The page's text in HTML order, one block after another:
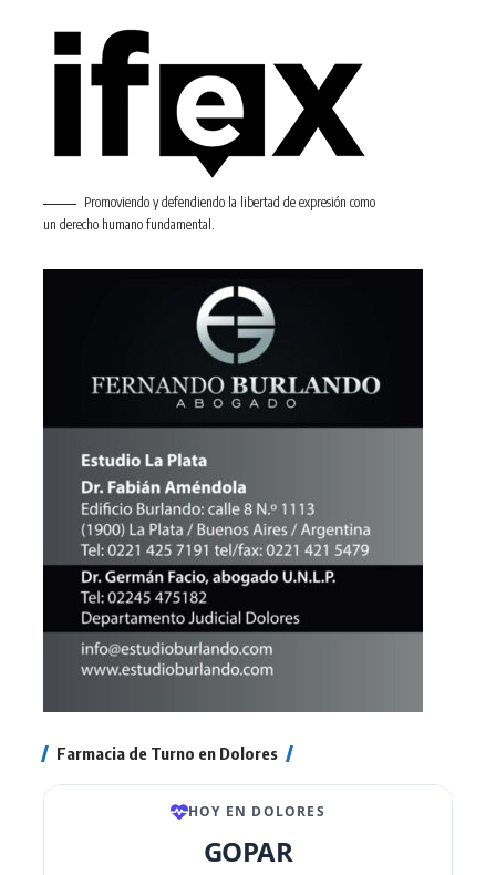
Promoviendo y defendiendo la libertad de expresión como
un derecho humano fundamental.
Farmacia de Turno en Dolores